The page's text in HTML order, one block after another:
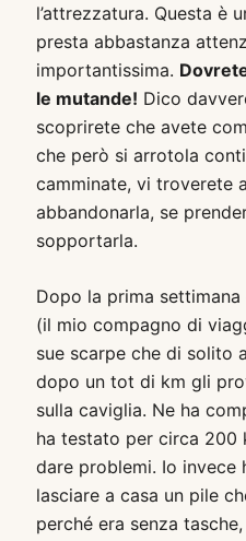
l’attrezzatura. Questa è
presta abbastanza
importantissima.
le mutande! Dico
scoprirete che avete
che però si arrotola
camminate, vi troverete
abbandonarla, se
sopportarla.
Dopo la prima
(il mio compagno di
sue scarpe che di solito
dopo un tot di km gli
sulla caviglia. Ne ha
ha testato per circa 200
dare problemi. Io invece
lasciare a casa un pile
perché era senza